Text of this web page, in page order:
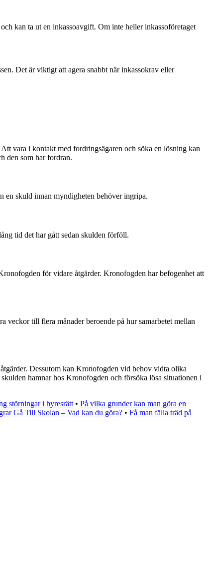
kan ta ut en inkassoavgift. Om inte heller inkassoföretaget
Det är viktigt att agera snabbt när inkassokrav eller
vara i kontakt med fordringsägaren och söka en lösning kan
den som har fordran.
en skuld innan myndigheten behöver ingripa.
tid det har gått sedan skulden förföll.
för vidare åtgärder. Kronofogden har befogenhet att
veckor till flera månader beroende på hur samarbetet mellan
Dessutom kan Kronofogden vid behov vidta olika
hamnar hos Kronofogden och försöka lösa situationen i
störningar i hyresrätt • På vilka grunder kan man göra en
Gå Till Skolan – Vad kan du göra? • Få man fälla träd på